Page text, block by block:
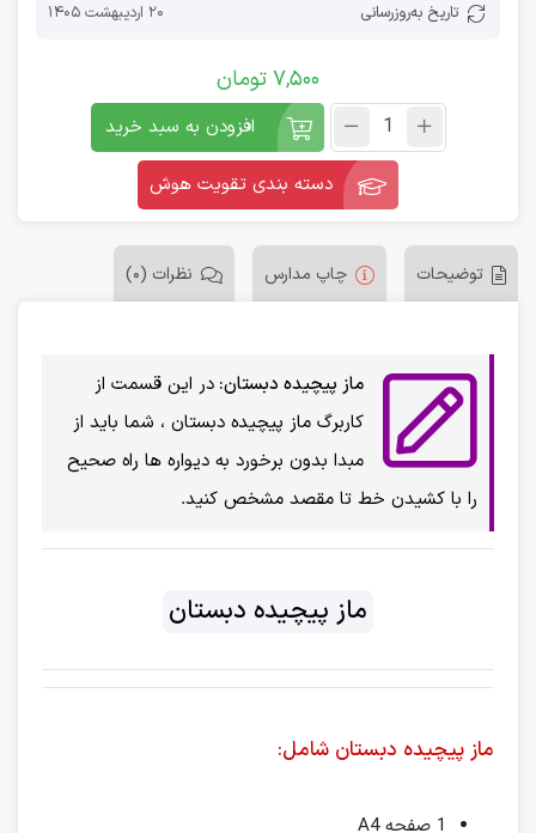
تاریخ به‌روز‌رسانی 20 اردیبهشت 1405
7,500تومان
افزودن به سبد خرید
دسته بندی تقویت هوش
توضیحات چاپ مدارس نظرات (0)
ماز پیچیده دبستان: در این قسمت از
کاربرگ ماز پیچیده دبستان ، شما باید از
مبدا بدون برخورد به دیواره ها راه صحیح
را با کشیدن خط تا مقصد مشخص کنید.
ماز پیچیده دبستان
ماز پیچیده دبستان شامل:
1 صفحه A4